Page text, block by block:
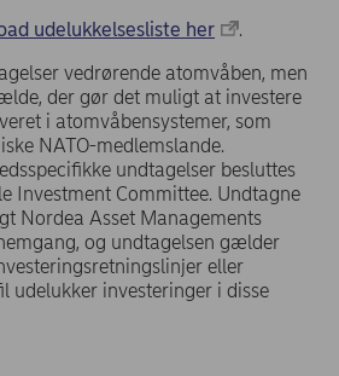
udelukkelsesliste her
.
vedrørende atomvåben, men
der gør det muligt at investere
i atomvåbensystemer, som
NATO-medlemslande.
undtagelser besluttes
Investment Committee. Undtagne
Nordea Asset Managements
og undtagelsen gælder
eller
udelukker investeringer i disse